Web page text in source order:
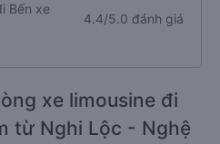
Bến xe
4.4/5.0 đánh giá
xe limousine đi
từ Nghi Lộc - Nghệ